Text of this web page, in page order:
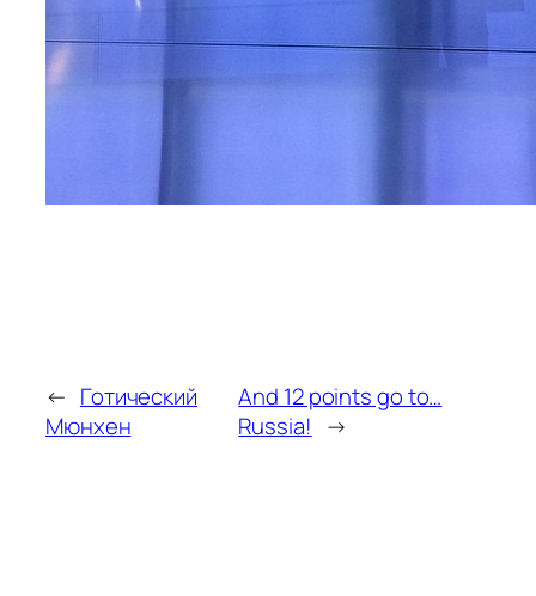
← Готический
Мюнхен
And 12 points go to…
Russia! →